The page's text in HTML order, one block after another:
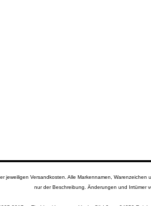
jeweiligen Versandkosten. Alle Markennamen,
nur der Beschreibung. Änderungen und Irrtümer